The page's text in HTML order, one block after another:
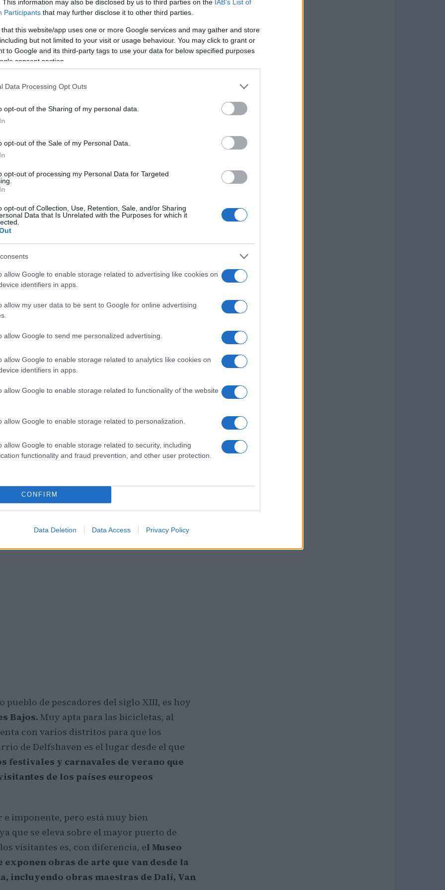
This information may also be disclosed by us to third parties on the IAB’s List of
Participants that may further disclose it to other third parties.
that this website/app uses one or more Google services and may gather and store
but not limited to your visit or usage behaviour. You may click to grant or
to Google and its third-party tags to use your data for below specified purposes
consent section.
Data Processing Opt Outs
opt-out of the Sharing of my personal data.
opt-out of the Sale of my Personal Data.
opt-out of processing my Personal Data for Targeted
opt-out of Collection, Use, Retention, Sale, and/or Sharing
Data that Is Unrelated with the Purposes for which it
allow Google to enable storage related to advertising like cookies on
identifiers in apps.
allow my user data to be sent to Google for online advertising
allow Google to send me personalized advertising.
allow Google to enable storage related to analytics like cookies on
identifiers in apps.
allow Google to enable storage related to functionality of the website
allow Google to enable storage related to personalization.
allow Google to enable storage related to security, including
functionality and fraud prevention, and other user protection.
CONFIRM
Data Deletion Data Access Privacy Policy
que ver en los Países Bajos.
y los magníficos campos de flores
cargados de museos y lugares
ofrecer a los visitantes.
son imperdibles, y la mayoría son
con muchos
una excursión de un día, gracias a sus
sus velas y sus pipas de arcilla.
el hermoso ayuntamiento del siglo XV y
El compacto centro de la ciudad está
encuentra a tan solo cinco minutos a pie
de pescadores del siglo XIII, es hoy
Bajos. Muy apta para las bicicletas, al
con varios distritos para que los
de Delfshaven es el lugar desde el que
festivales y carnavales de verano que
de los países europeos
imponente, pero está muy bien
que se eleva sobre el mayor puerto de
visitantes es, con diferencia, el Museo
obras de arte que van desde la
incluyendo obras maestras de Dalí, Van